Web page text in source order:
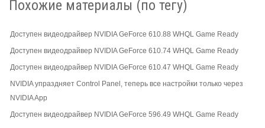
Похожие материалы (по тегу)
Доступен видеодрайвер NVIDIA GeForce 610.88 WHQL Game Ready
Доступен видеодрайвер NVIDIA GeForce 610.74 WHQL Game Ready
Доступен видеодрайвер NVIDIA GeForce 610.47 WHQL Game Ready
NVIDIA упраздняет Control Panel, теперь все настройки только через
NVIDIA App
Доступен видеодрайвер NVIDIA GeForce 596.49 WHQL Game Ready